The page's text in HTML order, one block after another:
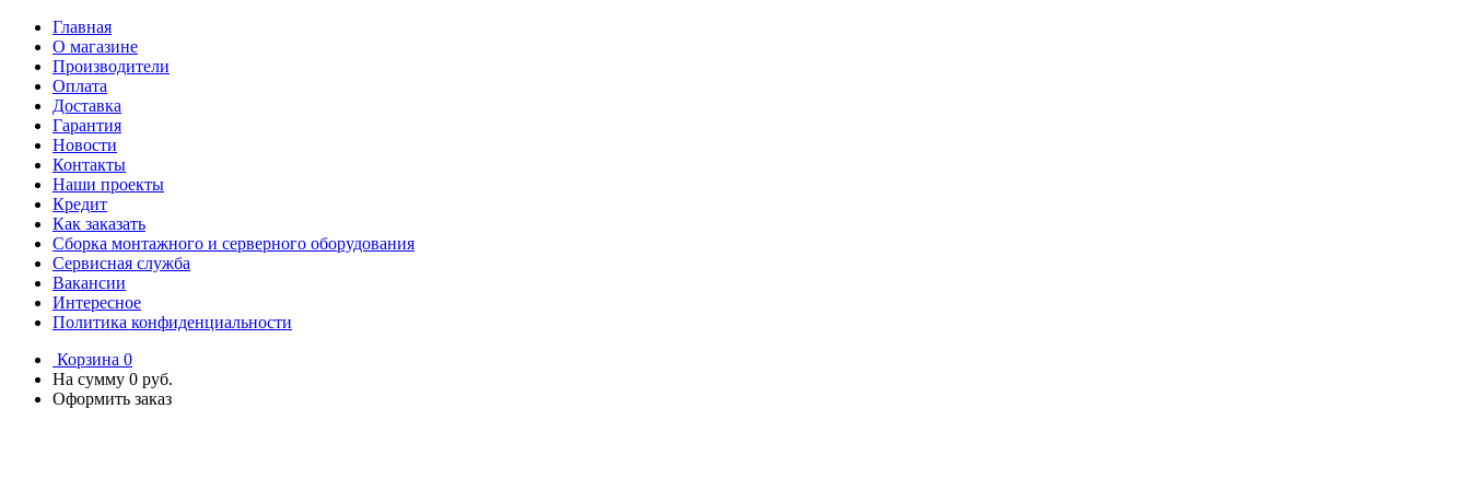
Главная
О магазине
Производители
Оплата
Доставка
Гарантия
Новости
Контакты
Наши проекты
Кредит
Как заказать
Сборка монтажного и серверного оборудования
Сервисная служба
Вакансии
Интересное
Политика конфиденциальности
Корзина 0
На сумму 0 руб.
Оформить заказ